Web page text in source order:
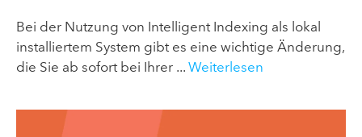
Bei der Nutzung von Intelligent Indexing als lokal
installiertem System gibt es eine wichtige Änderung,
die Sie ab sofort bei Ihrer ... Weiterlesen